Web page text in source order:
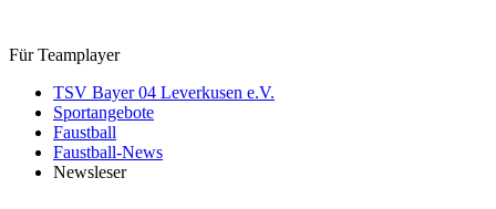
Für Teamplayer
TSV Bayer 04 Leverkusen e.V.
Sportangebote
Faustball
Faustball-News
Newsleser